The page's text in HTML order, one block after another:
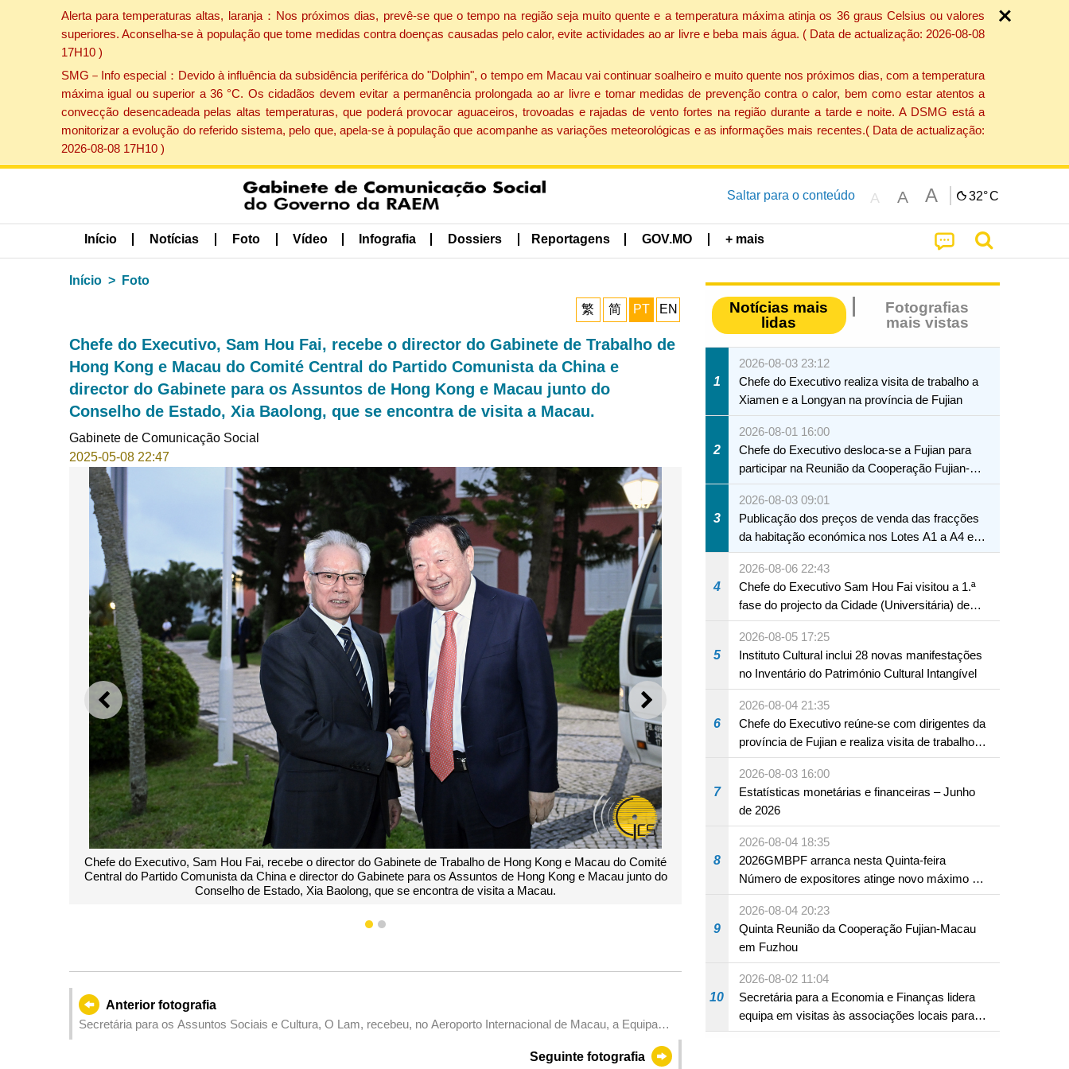
Alerta para temperaturas altas, laranja：Nos próximos dias, prevê-se que o tempo na região seja muito quente e a temperatura máxima atinja os 36 graus Celsius ou valores
superiores. Aconselha-se à população que tome medidas contra doenças causadas pelo calor, evite actividades ao ar livre e beba mais água. ( Data de actualização: 2026-08-08
17H10 )
SMG－Info especial：Devido à influência da subsidência periférica do "Dolphin", o tempo em Macau vai continuar soalheiro e muito quente nos próximos dias, com a temperatura
máxima igual ou superior a 36 °C. Os cidadãos devem evitar a permanência prolongada ao ar livre e tomar medidas de prevenção contra o calor, bem como estar atentos a
convecção desencadeada pelas altas temperaturas, que poderá provocar aguaceiros, trovoadas e rajadas de vento fortes na região durante a tarde e noite. A DSMG está a
monitorizar a evolução do referido sistema, pelo que, apela-se à população que acompanhe as variações meteorológicas e as informações mais recentes.( Data de actualização:
2026-08-08 17H10 )
Saltar para o conteúdo A A A 32°C
Início Notícias Foto Vídeo Infografia Dossiers Reportagens GOV.MO + mais
Início Foto
繁 简 PT EN
Chefe do Executivo, Sam Hou Fai, recebe o director do Gabinete de Trabalho de
Hong Kong e Macau do Comité Central do Partido Comunista da China e
director do Gabinete para os Assuntos de Hong Kong e Macau junto do
Conselho de Estado, Xia Baolong, que se encontra de visita a Macau.
Gabinete de Comunicação Social
2025-05-08 22:47
ANTERIOR SEGUINTE
Trabalho de Hong Kong e Macau do Comité
Assuntos de Hong Kong e Macau junto do
Director Xia Baolong, com o Chefe do Executivo e principais responsáveis dos órgãos executivo, legislativo e
judicial da Região Administrativa Especial de Macau (RAEM).
1 2
Anterior fotografia
Secretária para os Assuntos Sociais e Cultura, O Lam, recebeu, no Aeroporto Internacional de Macau, a Equipa
Seguinte fotografia
Notícias mais
lidas
Fotografias
mais vistas
1
2026-08-03 23:12
Chefe do Executivo realiza visita de trabalho a
Xiamen e a Longyan na província de Fujian
2
2026-08-01 16:00
Chefe do Executivo desloca-se a Fujian para
participar na Reunião da Cooperação Fujian-
Macau
3
2026-08-03 09:01
Publicação dos preços de venda das fracções
da habitação económica nos Lotes A1 a A4 e
A12 da Zona A dos Novos Aterros
4
2026-08-06 22:43
Chefe do Executivo Sam Hou Fai visitou a 1.ª
fase do projecto da Cidade (Universitária) de
Educação Internacional de Macau e Hengqin
5
2026-08-05 17:25
Instituto Cultural inclui 28 novas manifestações
no Inventário do Património Cultural Intangível
6
2026-08-04 21:35
Chefe do Executivo reúne-se com dirigentes da
província de Fujian e realiza visita de trabalho
em Fuzhou
7
2026-08-03 16:00
Estatísticas monetárias e financeiras – Junho
de 2026
8
2026-08-04 18:35
2026GMBPF arranca nesta Quinta-feira
Número de expositores atinge novo máximo em
18 anos
9
2026-08-04 20:23
Quinta Reunião da Cooperação Fujian-Macau
em Fuzhou
10
2026-08-02 11:04
Secretária para a Economia e Finanças lidera
equipa em visitas às associações locais para
consolidar consensos e promover os trabalhos